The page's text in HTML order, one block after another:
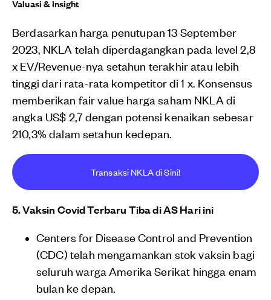
Valuasi & Insight
Berdasarkan harga penutupan 13 September
2023, NKLA telah diperdagangkan pada level 2,8
x EV/Revenue-nya setahun terakhir atau lebih
tinggi dari rata-rata kompetitor di 1 x. Konsensus
memberikan fair value harga saham NKLA di
angka US$ 2,7 dengan potensi kenaikan sebesar
210,3% dalam setahun kedepan.
Transaksi NKLA di Sini!
5. Vaksin Covid Terbaru Tiba di AS Hari ini
Centers for Disease Control and Prevention
(CDC) telah mengamankan stok vaksin bagi
seluruh warga Amerika Serikat hingga enam
bulan ke depan.